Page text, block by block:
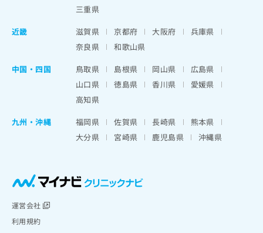
三重県
近畿
滋賀県 京都府 大阪府
兵庫県
奈良県
和歌山県
中国・四国
鳥取県 島根県 岡山県
広島県
山口県
徳島県 香川県
愛媛県
高知県
九州・沖縄
福岡県 佐賀県 長崎県
熊本県
大分県
宮崎県 鹿児島県 沖縄県
運営会社
利用規約